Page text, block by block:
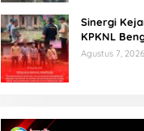
Kantor Pemerintah
Sinergi
KPKNL
Penilaian
Agustus 7, 2026